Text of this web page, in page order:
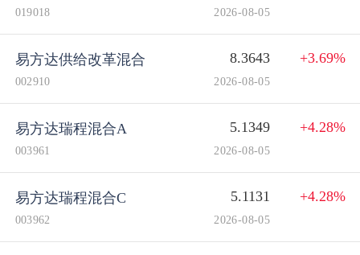
019018 2026-08-05
易方达供给改革混合 8.3643 +3.69%
002910 2026-08-05
易方达瑞程混合A 5.1349 +4.28%
003961 2026-08-05
易方达瑞程混合C 5.1131 +4.28%
003962 2026-08-05